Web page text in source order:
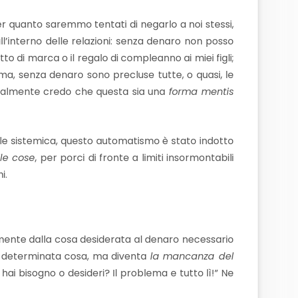
quanto saremmo tentati di negarlo a noi stessi,
delle relazioni: senza denaro non posso
di marca o il regalo di compleanno ai miei figli;
senza denaro sono precluse tutte, o quasi, le
credo che questa sia una forma mentis
sistemica, questo automatismo è stato indotto
cose, per porci di fronte a limiti insormontabili
dalla cosa desiderata al denaro necessario
cosa, ma diventa la mancanza del
bisogno o desideri? Il problema e tutto lì!” Ne